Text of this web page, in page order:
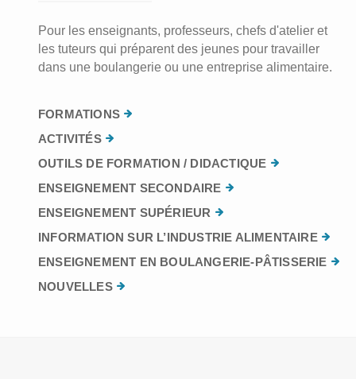
Pour les enseignants, professeurs, chefs d'atelier et
les tuteurs qui préparent des jeunes pour travailler
dans une boulangerie ou une entreprise alimentaire.
FORMATIONS
ACTIVITÉS
OUTILS DE FORMATION / DIDACTIQUE
ENSEIGNEMENT SECONDAIRE
ENSEIGNEMENT SUPÉRIEUR
INFORMATION SUR L’INDUSTRIE ALIMENTAIRE
ENSEIGNEMENT EN BOULANGERIE-PÂTISSERIE
NOUVELLES